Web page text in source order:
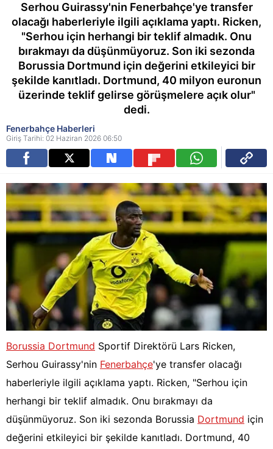
Serhou Guirassy'nin Fenerbahçe'ye transfer
olacağı haberleriyle ilgili açıklama yaptı. Ricken,
"Serhou için herhangi bir teklif almadık. Onu
bırakmayı da düşünmüyoruz. Son iki sezonda
Borussia Dortmund için değerini etkileyici bir
şekilde kanıtladı. Dortmund, 40 milyon euronun
üzerinde teklif gelirse görüşmelere açık olur"
dedi.
Fenerbahçe Haberleri
Giriş Tarihi: 02 Haziran 2026 06:50
Borussia Dortmund Sportif Direktörü Lars Ricken,
Serhou Guirassy'nin Fenerbahçe'ye transfer olacağı
haberleriyle ilgili açıklama yaptı. Ricken, "Serhou için
herhangi bir teklif almadık. Onu bırakmayı da
düşünmüyoruz. Son iki sezonda Borussia Dortmund için
değerini etkileyici bir şekilde kanıtladı. Dortmund, 40